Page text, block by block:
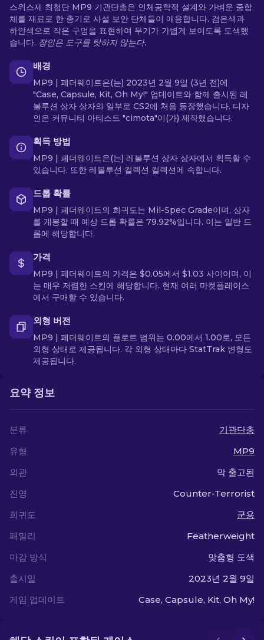
스위스제 최첨단 MP9 기관단총은 인체공학적 설계와 가벼운 중합
체를 재료로 한 총기로 사설 보안 단체들이 애용합니다. 검은색과
하얀색으로 작은 구멍을 표현하여 무기가 가볍게 보이도록 도색했
습니다. 장인은 도구를 탓하지 않는다.
배경
MP9 | 페더웨이트은(는) 2023년 2월 9일 (3년 전)에
"Case, Capsule, Kit, Oh My!" 업데이트와 함께 출시된 레
볼루션 상자 상자의 일부로 CS2에 처음 등장했습니다. 디자
인은 커뮤니티 아티스트 "cimota"이(가) 제작했습니다.
획득 방법
MP9 | 페더웨이트은(는) 레볼루션 상자 상자에서 획득할 수
있습니다. 또한 레볼루션 컬렉션 컬렉션에 속합니다.
드롭 확률
MP9 | 페더웨이트의 희귀도는 Mil-Spec Grade이며, 상자
를 개봉할 때 예상 드롭 확률은 79.92%입니다. 이는 일반 드
롭에 해당합니다.
가격
MP9 | 페더웨이트의 가격은 $0.05에서 $1.03 사이이며, 이
는 매우 저렴한 스킨에 해당합니다. 현재 여러 마켓플레이스
에서 구매할 수 있습니다.
외형 버전
MP9 | 페더웨이트의 플로트 범위는 0.00에서 1.00로, 모든
외형 상태로 제공됩니다. 각 외형 상태마다 StatTrak 변형도
제공됩니다.
요약 정보
분류
기관단총
유형
MP9
외관
막 출고된
진영
Counter-Terrorist
희귀도
군용
패밀리
Featherweight
마감 방식
맞춤형 도색
출시일
2023년 2월 9일
게임 업데이트
Case, Capsule, Kit, Oh My!